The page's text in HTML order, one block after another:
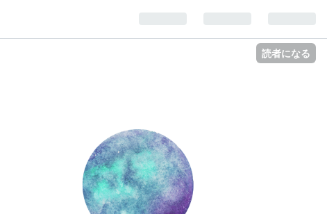
読者になる